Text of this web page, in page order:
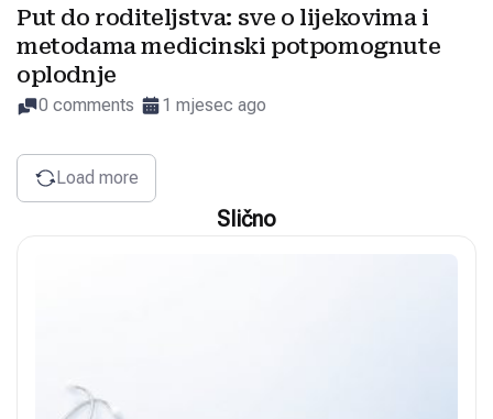
Put do roditeljstva: sve o lijekovima i
metodama medicinski potpomognute
oplodnje
0 comments 1 mjesec ago
Load more
Slično